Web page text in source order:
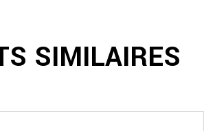
SIMILAIRES